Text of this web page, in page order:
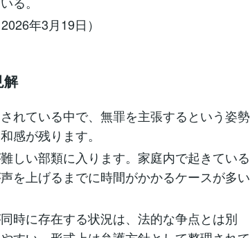
年3月19日）
れている中で、無罪を主張するという姿勢
感が残ります。
しい部類に入ります。家庭内で起きている
を上げるまでに時間がかかるケースが多い
時に存在する状況は、法的な争点とは別